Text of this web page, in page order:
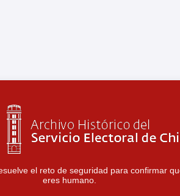
el reto de seguridad para confirmar
eres humano.